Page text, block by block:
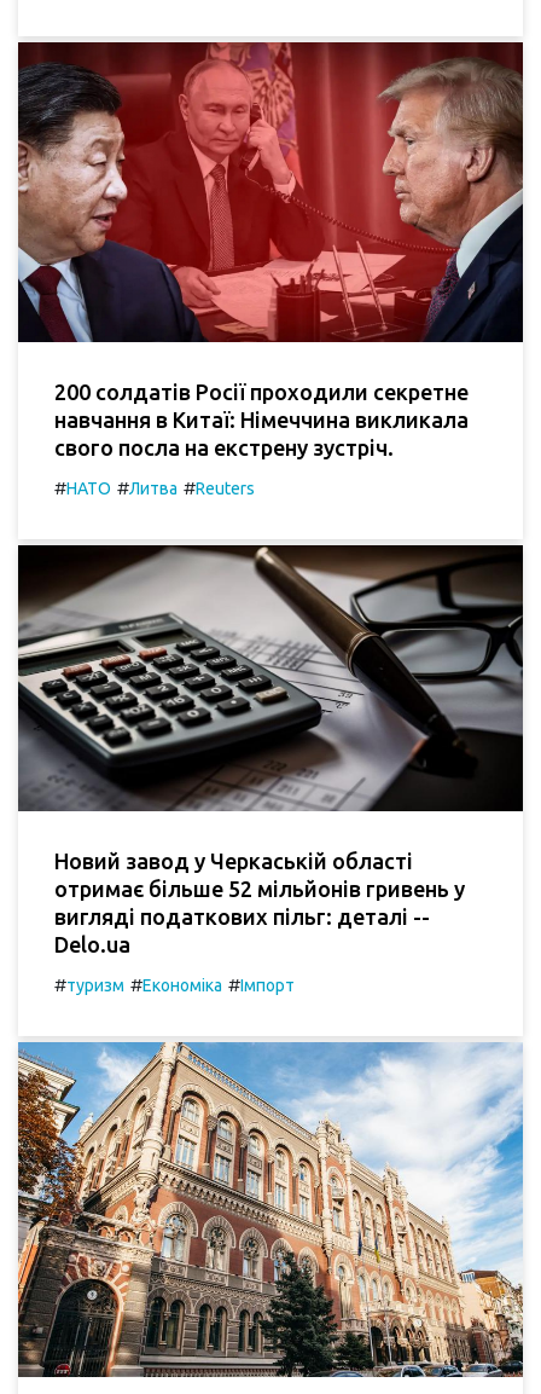
200 солдатів Росії проходили секретне
навчання в Китаї: Німеччина викликала
свого посла на екстрену зустріч.
#НАТО #Литва #Reuters
Новий завод у Черкаській області
отримає більше 52 мільйонів гривень у
вигляді податкових пільг: деталі --
Delo.ua
#туризм #Економіка #Імпорт